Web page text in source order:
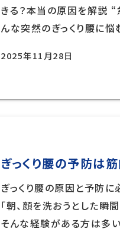
きる？本当の原因を解説
んな突然のぎっくり腰に
2025年11月28日
ぎっくり腰の予防は
ぎっくり腰の原因と予防
「朝、顔を洗おうとした瞬
そんな経験がある方は多